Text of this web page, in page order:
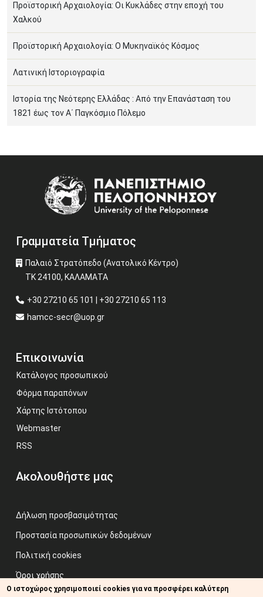
Προϊστορική Αρχαιολογία: Οι Κυκλάδες στην εποχή του
Χαλκού
Προϊστορική Αρχαιολογία: Ο Μυκηναϊκός Κόσμος
Λατινική Ιστοριογραφία
Ιστορία της Νεότερης Ελλάδας : Από την Επανάσταση του
1821 έως τον Α΄ Παγκόσμιο Πόλεμο
Γραμματεία Τμήματος
Παλαιό Στρατόπεδο (Ανατολικό Κέντρο)
ΤΚ 24100, ΚΑΛΑΜΑΤΑ
+30 27210 65 101 | +30 27210 65 113
hamcc-secr@uop.gr
Επικοινωνία
Κατάλογος προσωπικού
Φόρμα παραπόνων
Χάρτης Ιστότοπου
Webmaster
RSS
Ακολουθήστε μας
Δήλωση προσβασιμότητας
Προστασία προσωπικών δεδομένων
Πολιτική cookies
Όροι χρήσης
Ο ιστοχώρος χρησιμοποιεί cookies για να προσφέρει καλύτερη